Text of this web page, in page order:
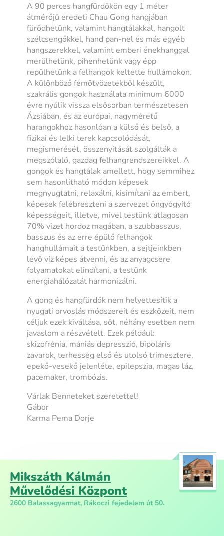
A 90 perces hangfürdőkön egy 1 méter
átmérőjű eredeti Chau Gong hangjában
fürödhetünk, valamint hangtálakkal, hangolt
szélcsengőkkel, hand pan-nel és más egyéb
hangszerekkel, valamint emberi énekhanggal
merülhetünk, pihenhetünk vagy épp
repülhetünk a felhangok keltette hullámokon.
A különböző fémötvözetekből készült,
szakrális gongok használata minimum 6000
évre nyúlik vissza elsősorban természetesen
Ázsiában, és az európai, nagyméretű
harangokhoz hasonlóan a külső és belső, a
fizikai és lelki terek kapcsolódását,
megismerését, összenyitását szolgálták a
megszólaló, gazdag felhangrendszereikkel. A
gongok és hangtálak amellett, hogy semmihez
sem hasonlítható módon képesek
megnyugtatni, relaxálni, kisimítani az embert,
képesek felébreszteni a szervezet öngyógyító
képességeit, illetve, mivel testünk átlagosan
70% vizet hordoz magában, a szubbasszus,
basszus és az erre épülő felhangok
hanghullámait a testünkben, a sejtjeinkben
lévő víz képes átvenni, és az anyagcsere
folyamatokat elindítani, a testünk
energiahálózatát harmonizálni.
A gong és hangfürdők nem helyettesítik a
nyugati orvoslás módszereit és eszközeit, nem
céljuk ezek kiváltása, sőt, néhány esetben nem
javaslom a részvételt. Ezek például:
skizofrénia, mániás depresszió, bipoláris
zavarok, terhesség első és utolsó trimesztere,
epekő-vesekő jelenléte, epilepszia, magas láz,
pacemaker, trombózis.
Várlak Benneteket szeretettel!
Gábor
Karma Pema Dorje
Mikszáth Kálmán
Művelődési Központ
2600 Balassagyarmat, Rákoczi fejedelem út 50.